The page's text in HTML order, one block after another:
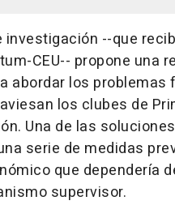
investigación --que
CEU-- propone una
abordar los problemas
los clubes de
Una de las
serie de medidas
que dependería
supervisor.